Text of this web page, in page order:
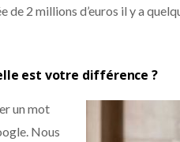
2 millions d’euros il y a
est votre différence ?
un mot
Nous